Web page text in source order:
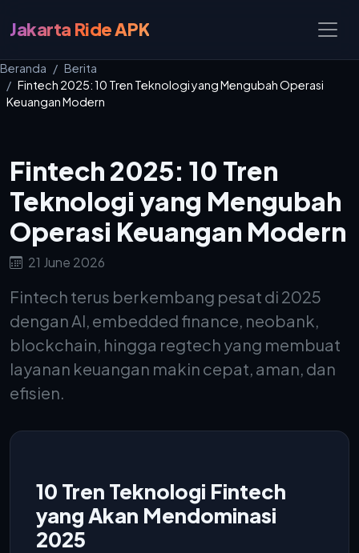
Jakarta Ride APK
Beranda
Berita
Fintech 2025: 10 Tren Teknologi yang Mengubah Operasi
Keuangan Modern
Fintech 2025: 10 Tren
Teknologi yang Mengubah
Operasi Keuangan Modern
21 June 2026
Fintech terus berkembang pesat di 2025
dengan AI, embedded finance, neobank,
blockchain, hingga regtech yang membuat
layanan keuangan makin cepat, aman, dan
efisien.
10 Tren Teknologi Fintech
yang Akan Mendominasi
2025